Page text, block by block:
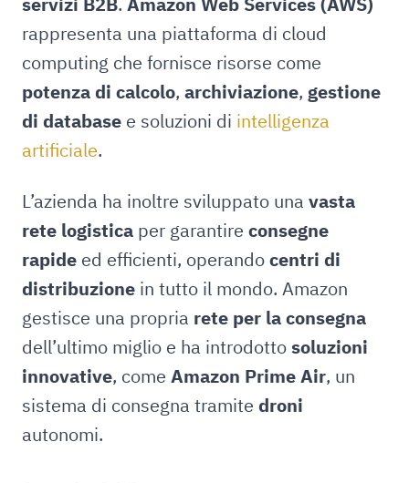
rappresenta una piattaforma di cloud
computing che fornisce risorse come
potenza di calcolo, archiviazione, gestione
di database e soluzioni di intelligenza
artificiale.
L’azienda ha inoltre sviluppato una vasta
rete logistica per garantire consegne
rapide ed efficienti, operandocentri di
distribuzione in tutto il mondo. Amazon
gestisce una propria rete per la consegna
dell’ultimo miglio e ha introdottosoluzioni
innovative, come Amazon Prime Air, un
sistema di consegna tramite droni
autonomi.